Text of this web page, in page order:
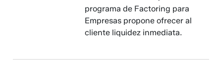
programa de Factoring para
Empresas propone ofrecer al
cliente liquidez inmediata.